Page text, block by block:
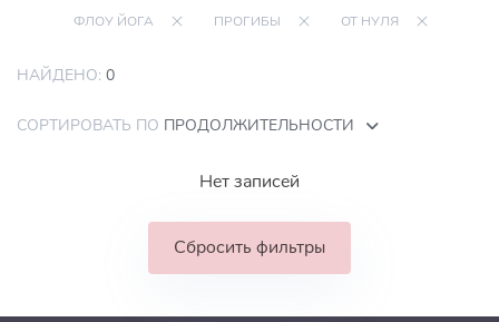
ФЛОУ ЙОГА ПРОГИБЫ ОТ НУЛЯ
НАЙДЕНО: 0
СОРТИРОВАТЬ ПО ПРОДОЛЖИТЕЛЬНОСТИ
Нет записей
Сбросить фильтры